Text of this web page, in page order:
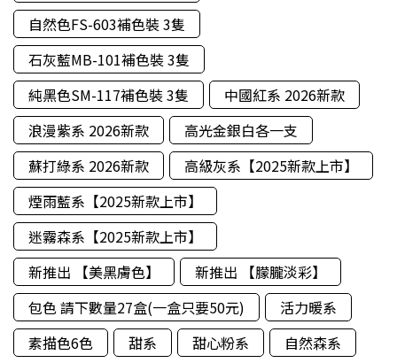
自然色FS-603補色裝 3隻
石灰藍MB-101補色裝 3隻
純黑色SM-117補色裝 3隻
中國紅系 2026新款
浪漫紫系 2026新款
高光金銀白各一支
蘇打綠系 2026新款
高級灰系【2025新款上市】
煙雨藍系【2025新款上市】
迷霧森系【2025新款上市】
新推出 【美黑膚色】
新推出 【朦朧淡彩】
包色 請下數量27盒(一盒只要50元)
活力暖系
素描色6色
甜系 甜心粉系
自然森系